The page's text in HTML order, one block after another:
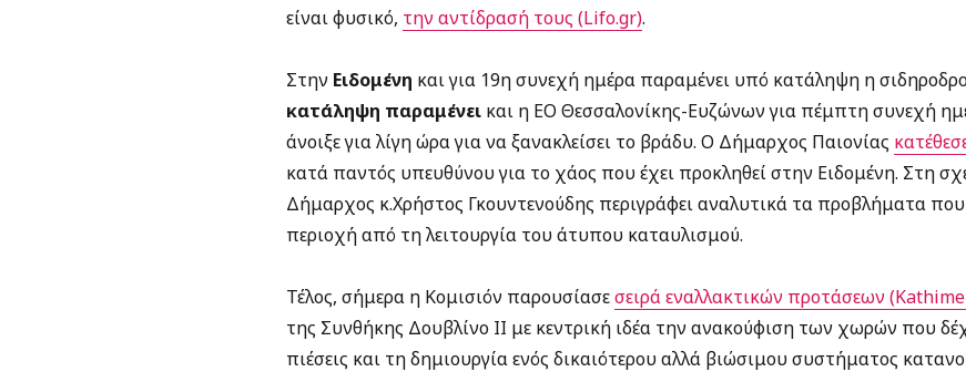
είναι φυσικό, την αντίδρασή τους (Lifo.gr).
Στην Ειδομένη και για 19η συνεχή ημέρα παραμένει υπό κατάληψη η
κατάληψη παραμένεικαι η ΕΟ Θεσσαλονίκης-Ευζώνων για πέμπτη συνεχή
άνοιξε για λίγη ώρα για να ξανακλείσει το βράδυ. Ο Δήμαρχος Παιονίας
κατά παντός υπευθύνου για το χάος που έχει προκληθεί στην Ειδομένη. Στη
Δήμαρχος κ.Χρήστος Γκουντενούδης περιγράφει αναλυτικά τα προβλήματα
περιοχή από τη λειτουργία του άτυπου καταυλισμού.
Τέλος, σήμερα η Κομισιόν παρουσίασεσειρά εναλλακτικών προτάσεων
της Συνθήκης Δουβλίνο ΙΙ με κεντρική ιδέα την ανακούφιση των χωρών που
πιέσεις και τη δημιουργία ενός δικαιότερου αλλά βιώσιμου συστήματος